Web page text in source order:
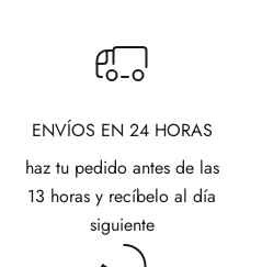
ENVÍOS EN 24 HORAS
haz tu pedido antes de las
13 horas y recíbelo al día
siguiente